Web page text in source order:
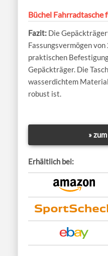
Büchel Fahrradtasche
Die
Fassungsvermögen
praktischen
Gepäckträger. Die
wasserdichtem
robust ist.
»
Erhältlich bei: